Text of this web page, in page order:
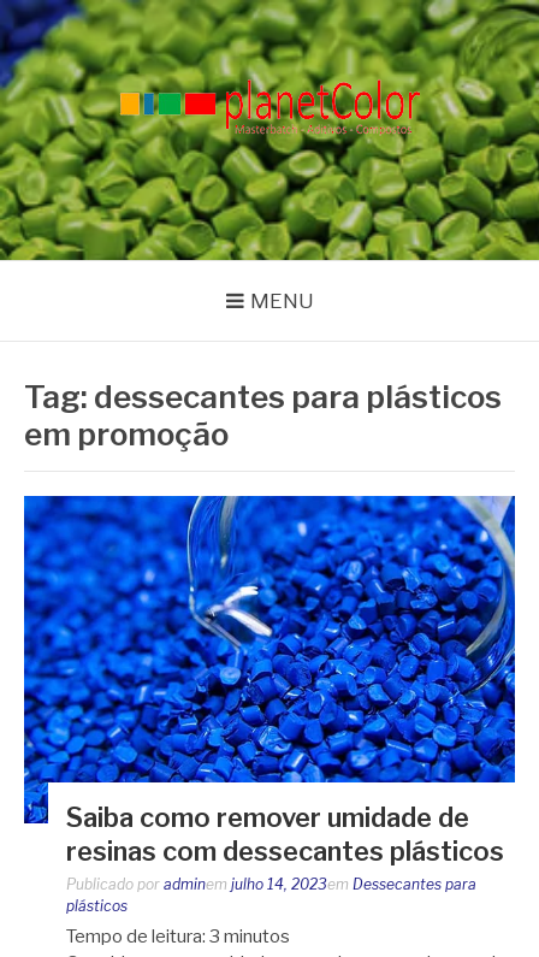
Pular
para
o
conteúdo
PLANET COLOR
Blog
MENU
Tag: dessecantes para plásticos
em promoção
Saiba como remover umidade de
resinas com dessecantes plásticos
Publicado por adminem julho 14, 2023em Dessecantes para
plásticos
Tempo de leitura: 3 minutos